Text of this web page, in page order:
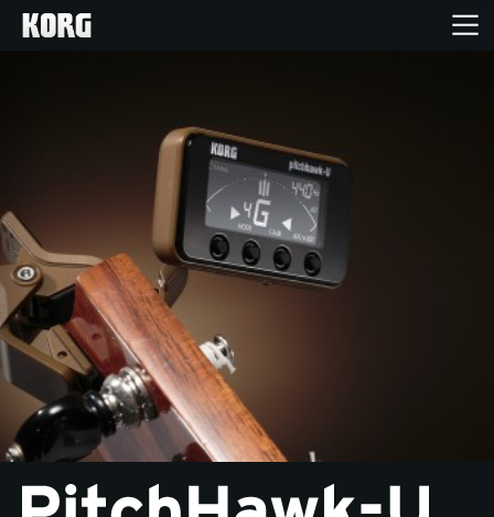
Evénements
Support
Où acheter ?
News